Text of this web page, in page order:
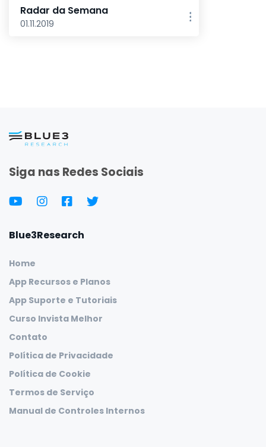
Radar da Semana
01.11.2019
Siga nas Redes Sociais
Blue3Research
Home
App Recursos e Planos
App Suporte e Tutoriais
Curso Invista Melhor
Contato
Política de Privacidade
Política de Cookie
Termos de Serviço
Manual de Controles Internos